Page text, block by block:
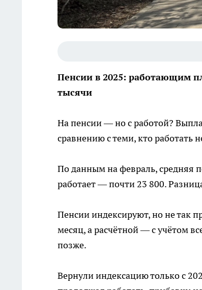
Пенсии в 2025: работающим
тысячи
На пенсии — но с работой?
сравнению с теми, кто работать
По данным на февраль, средняя
работает — почти 23 800.
Пенсии индексируют, но не так
месяц, а расчётной — с учётом
позже.
Вернули индексацию только с